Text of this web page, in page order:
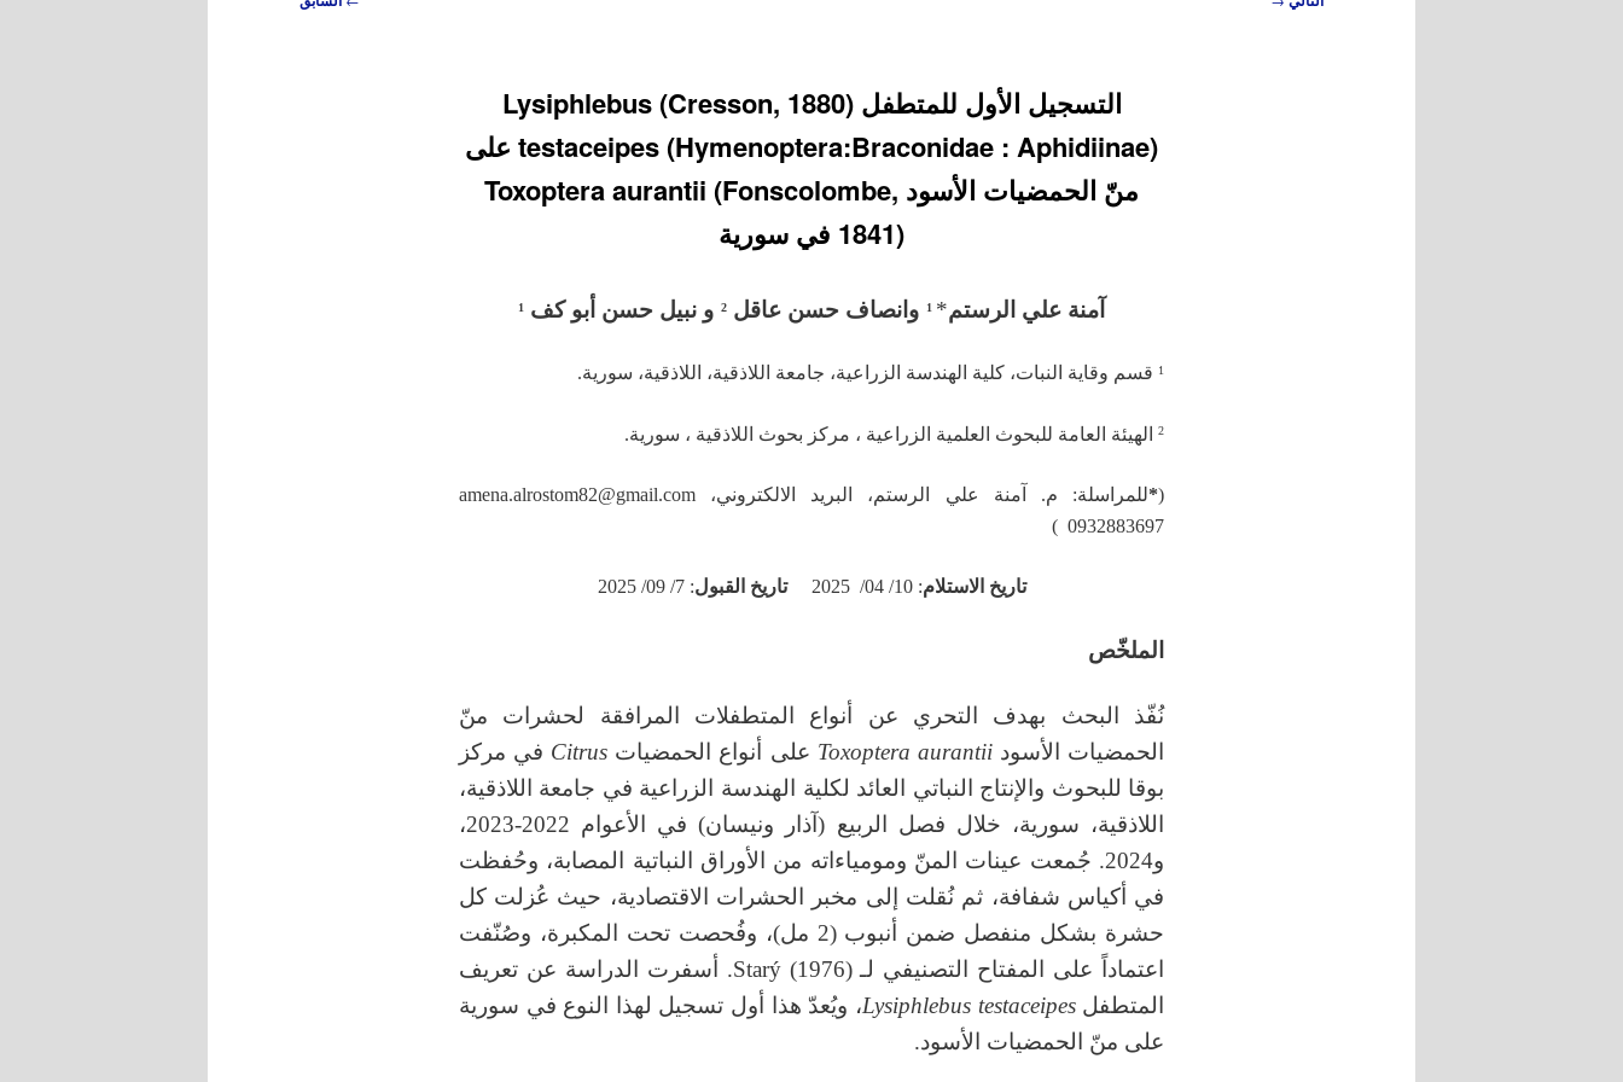
التسجيل الأول للمتطفل (Cresson, 1880) Lysiphlebus
testaceipes (Hymenoptera:Braconidae : Aphidiinae) على
منّ الحمضيات الأسود Toxoptera aurantii (Fonscolombe,
1841) في سورية
آمنة علي الرستم* وانصاف حسن عاقل 2 و نبيل حسن أبو كف 1
1 قسم وقاية النبات، كلية الهندسة الزراعية، جامعة اللاذقية، اللاذقية، سورية.
2الهيئة العامة للبحوث العلمية الزراعية ، مركز بحوث اللاذقية ، سورية.
(
*
للمراسلة: م. آمنة علي الرستم، البريد الالكتروني، amena.alrostom82@gmail.com
0932883697 )
تاريخ الاستلام: 10/ 04/ 2025 تاريخ القبول: 7/ 09/ 2025
الملخّص
نُفّذ البحث بهدف التحري عن أنواع المتطفلات المرافقة لحشرات منّ
الحمضيات الأسودToxoptera aurantii على أنواع الحمضيات Citrus في مركز
بوقا للبحوث والإنتاج النباتي العائد لكلية الهندسة الزراعية في جامعة اللاذقية،
اللاذقية، سورية، خلال فصل الربيع (آذار ونيسان) في الأعوام 2022-2023،
و2024. جُمعت عينات المنّ ومومياءاته من الأوراق النباتية المصابة، وحُفظت
في أكياس شفافة، ثم نُقلت إلى مخبر الحشرات الاقتصادية، حيث عُزلت كل
حشرة بشكل منفصل ضمن أنبوب (2 مل)، وفُحصت تحت المكبرة، وصُنّفت
اعتماداً على المفتاح التصنيفي لـ Starý (1976). أسفرت الدراسة عن تعريف
المتطفلLysiphlebus testaceipes، ويُعدّ هذا أول تسجيل لهذا النوع في سورية
على منّ الحمضيات الأسود.